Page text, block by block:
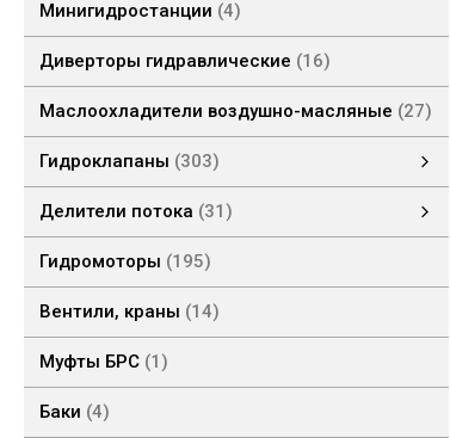
Минигидростанции 4
Диверторы гидравлические 16
Маслоохладители воздушно-масляные 27
Гидроклапаны 303
Делители потока 31
Гидромоторы 195
Вентили, краны 14
Муфты БРС 1
Баки 4